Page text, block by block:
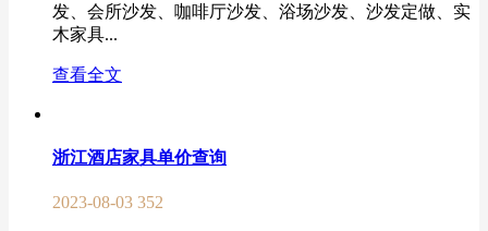
发、会所沙发、咖啡厅沙发、浴场沙发、沙发定做、实
木家具...
查看全文
浙江酒店家具单价查询
2023-08-03 352